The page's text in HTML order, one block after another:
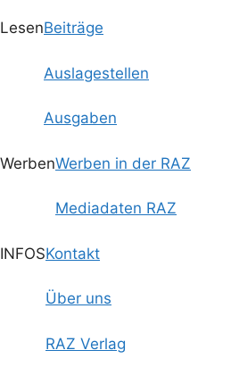
LesenBeiträge
Auslagestellen
Ausgaben
WerbenWerben in der RAZ
Mediadaten RAZ
INFOSKontakt
Über uns
RAZ Verlag